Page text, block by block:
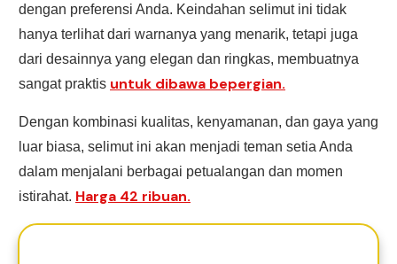
dengan preferensi Anda. Keindahan selimut ini tidak
hanya terlihat dari warnanya yang menarik, tetapi juga
dari desainnya yang elegan dan ringkas, membuatnya
sangat praktis untuk dibawa bepergian.
Dengan kombinasi kualitas, kenyamanan, dan gaya yang
luar biasa, selimut ini akan menjadi teman setia Anda
dalam menjalani berbagai petualangan dan momen
istirahat. Harga 42 ribuan.